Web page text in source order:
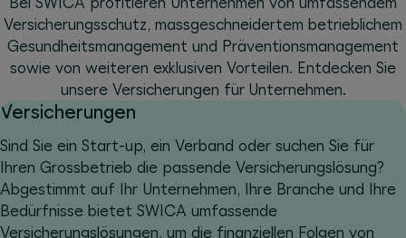
Versicherungsschutz, massgeschneidertem betrieblichem
Gesundheitsmanagement und Präventionsmanagement
sowie von weiteren exklusiven Vorteilen. Entdecken Sie
unsere Versicherungen für Unternehmen.
Versicherungen
Sind Sie ein Start-up, ein Verband oder suchen Sie für
Ihren Grossbetrieb die passende Versicherungslösung?
Abgestimmt auf Ihr Unternehmen, Ihre Branche und Ihre
Bedürfnisse bietet SWICA umfassende
Versicherungslösungen, um die finanziellen Folgen von